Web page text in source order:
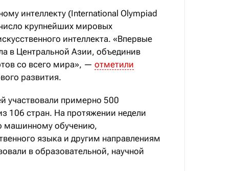
интеллекту (International Olympiad
крупнейших мировых
интеллекта. «Впервые
в Центральной Азии, объединив
со всего мира», — отметили
развития.
участвовали примерно 500
106 стран. На протяжении недели
машинному обучению,
языка и другим направлениям
в образовательной, научной